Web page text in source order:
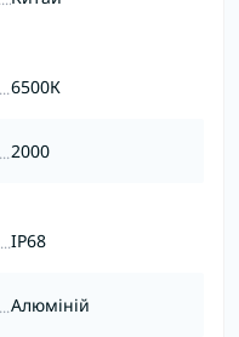
6500К
2000
IP68
Алюміній